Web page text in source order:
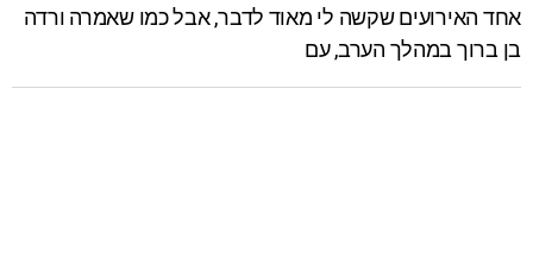
אחד האירועים שקשה לי מאוד לדבר, אבל כמו שאמרה ורדה
בן ברוך במהלך הערב, עם